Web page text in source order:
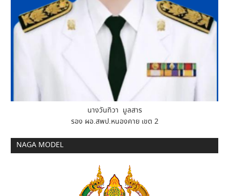
นางวันทิวา มูลสาร
รอง ผอ.สพป.หนองคาย เขต 2
NAGA MODEL